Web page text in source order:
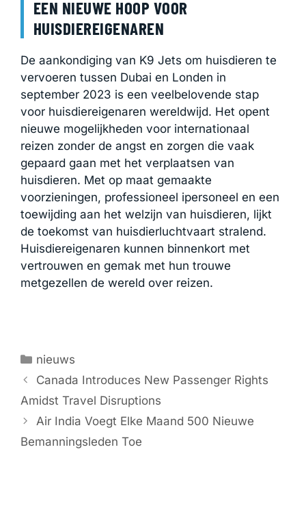
EEN NIEUWE HOOP VOOR
HUISDIEREIGENAREN
De aankondiging van K9 Jets om huisdieren te
vervoeren tussen Dubai en Londen in
september 2023 is een veelbelovende stap
voor huisdiereigenaren wereldwijd. Het opent
nieuwe mogelijkheden voor internationaal
reizen zonder de angst en zorgen die vaak
gepaard gaan met het verplaatsen van
huisdieren. Met op maat gemaakte
voorzieningen, professioneel ipersoneel en een
toewijding aan het welzijn van huisdieren, lijkt
de toekomst van huisdierluchtvaart stralend.
Huisdiereigenaren kunnen binnenkort met
vertrouwen en gemak met hun trouwe
metgezellen de wereld over reizen.
Categorieën
nieuws
Canada Introduces New Passenger Rights
Amidst Travel Disruptions
Air India Voegt Elke Maand 500 Nieuwe
Bemanningsleden Toe